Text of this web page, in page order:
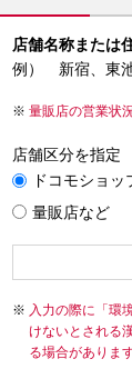
店舗名称または
例） 新宿、東
量販店の営業状
店舗区分を指定
ドコモショッ
量販店など
入力の際に「環
けないとされる
る場合がありま